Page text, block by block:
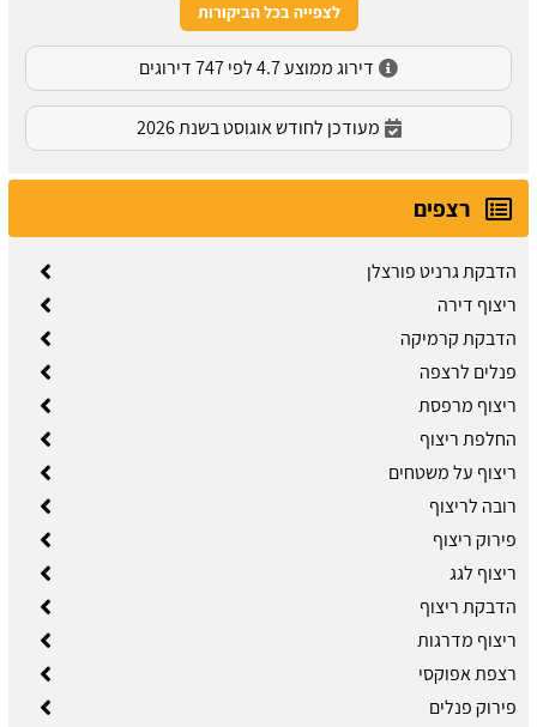
לצפייה בכל הביקורות
דירוג ממוצע 4.7 לפי 747 דירוגים
מעודכן לחודש אוגוסט בשנת 2026
רצפים
הדבקת גרניט פורצלן
ריצוף דירה
הדבקת קרמיקה
פנלים לרצפה
ריצוף מרפסת
החלפת ריצוף
ריצוף על משטחים
רובה לריצוף
פירוק ריצוף
ריצוף לגג
הדבקת ריצוף
ריצוף מדרגות
רצפת אפוקסי
פירוק פנלים